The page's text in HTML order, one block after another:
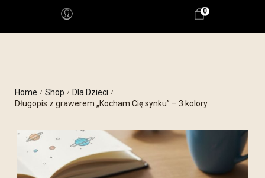
0
Home / Shop / Dla Dzieci /
Długopis z grawerem „Kocham Cię synku” – 3 kolory